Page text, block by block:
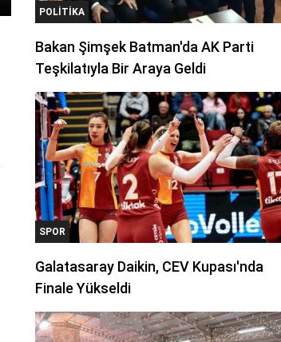
POLITIKA
Bakan Şimşek Batman'da AK Parti
Teşkilatıyla Bir Araya Geldi
SPOR
Galatasaray Daikin, CEV Kupası'nda
Finale Yükseldi